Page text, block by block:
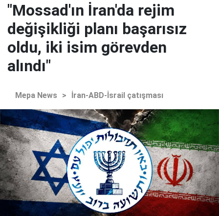
"Mossad'ın İran'da rejim
değişikliği planı başarısız
oldu, iki isim görevden
alındı"
Mepa News > İran-ABD-İsrail çatışması